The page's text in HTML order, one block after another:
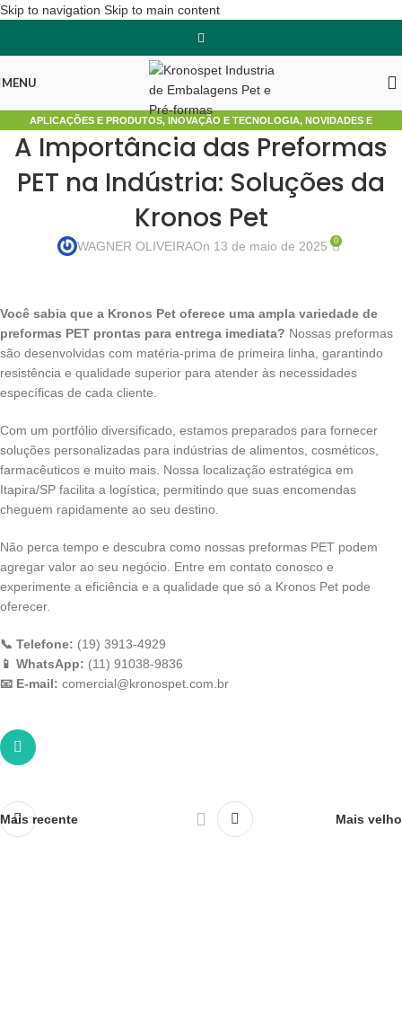
Skip to navigation Skip to main content
MENU
APLICAÇÕES E PRODUTOS, INOVAÇÃO E TECNOLOGIA, NOVIDADES E
TENDÊNCIAS
A Importância das Preformas
PET na Indústria: Soluções da
Kronos Pet
WAGNER OLIVEIRAOn 13 de maio de 2025 0
Você sabia que a Kronos Pet oferece uma ampla variedade de
preformas PET prontas para entrega imediata? Nossas preformas
são desenvolvidas com matéria-prima de primeira linha, garantindo
resistência e qualidade superior para atender às necessidades
específicas de cada cliente.
Com um portfólio diversificado, estamos preparados para fornecer
soluções personalizadas para indústrias de alimentos, cosméticos,
farmacêuticos e muito mais. Nossa localização estratégica em
Itapira/SP facilita a logística, permitindo que suas encomendas
cheguem rapidamente ao seu destino.
Não perca tempo e descubra como nossas preformas PET podem
agregar valor ao seu negócio. Entre em contato conosco e
experimente a eficiência e a qualidade que só a Kronos Pet pode
oferecer.
📞 Telefone: (19) 3913-4929
📱 WhatsApp: (11) 91038-9836
📧 E-mail: comercial@kronospet.com.br
Mais recente Mais velho